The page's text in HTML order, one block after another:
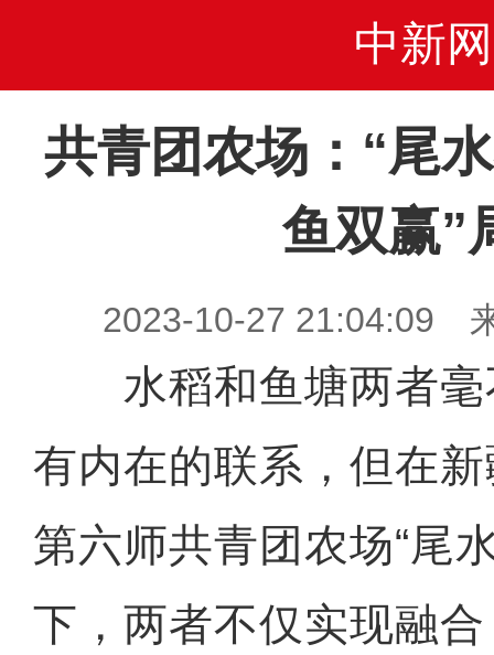
中新网
共青团农场：“尾
鱼双赢”
2023-10-27 21:04:09
水稻和鱼塘两者毫
有内在的联系，但在
第六师共青团农场“尾
下，两者不仅实现融